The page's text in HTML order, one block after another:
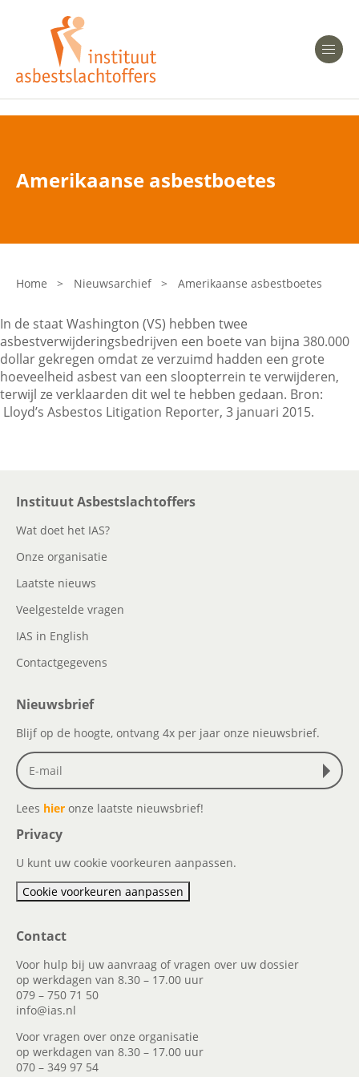
Heeft u Mesothelioom?
Heeft u Asbestose?
Bent u arts?
Asbest en Gezondheid
Laatste nieuws
Veelgestelde vragen
Contactgegevens
Amerikaanse asbestboetes
Home > Nieuwsarchief > Amerikaanse asbestboetes
In de staat Washington (VS) hebben twee
asbestverwijderingsbedrijven een boete van bijna 380.000
dollar gekregen omdat ze verzuimd hadden een grote
hoeveelheid asbest van een sloopterrein te verwijderen,
terwijl ze verklaarden dit wel te hebben gedaan. Bron:
Lloyd’s Asbestos Litigation Reporter, 3 januari 2015.
Instituut Asbestslachtoffers
Wat doet het IAS?
Onze organisatie
Laatste nieuws
Veelgestelde vragen
IAS in English
Contactgegevens
Nieuwsbrief
Blijf op de hoogte, ontvang 4x per jaar onze nieuwsbrief.
Lees hier onze laatste nieuwsbrief!
Privacy
U kunt uw cookie voorkeuren aanpassen.
Cookie voorkeuren aanpassen
Contact
Voor hulp bij uw aanvraag of vragen over uw dossier
op werkdagen van 8.30 – 17.00 uur
079 – 750 71 50
info@ias.nl
Voor vragen over onze organisatie
op werkdagen van 8.30 – 17.00 uur
070 – 349 97 54